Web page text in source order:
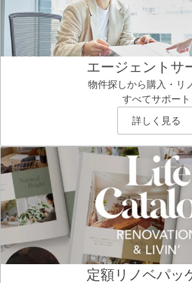
エージェントサ
物件探しから購入・リ
すべてサポート
詳しく見る
定額リノベパッ